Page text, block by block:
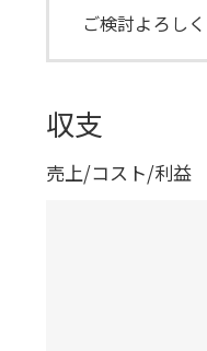
ご検討よろし
収支
売上/コスト/利益